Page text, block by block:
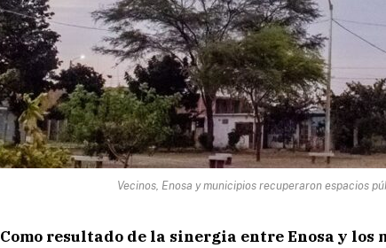
Vecinos, Enosa y municipios recuperaron espacios
Como resultado de la sinergia entre Enosa y los